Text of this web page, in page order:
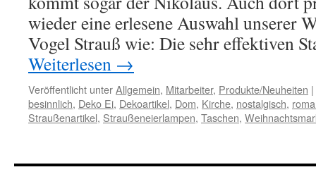
wieder eine erlesene Auswahl unserer
Vogel Strauß wie: Die sehr effektiven
Weiterlesen →
Veröffentlicht unterAllgemein, Mitarbeiter, Produkte/Neuheiten |
besinnlich, Deko Ei, Dekoartikel, Dom, Kirche, nostalgisch,
Straußenartikel, Straußeneierlampen, Taschen,